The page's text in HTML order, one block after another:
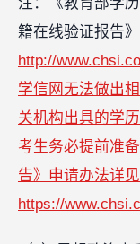
籍在线验证报告
http://
学信网无法做出
关机构出具的学
考生务必提前准
告》申请办法详见
https://